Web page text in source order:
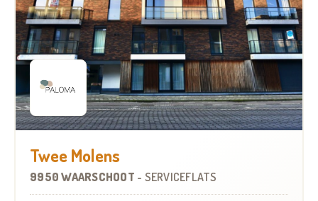
Twee Molens
9950 WAARSCHOOT - SERVICEFLATS